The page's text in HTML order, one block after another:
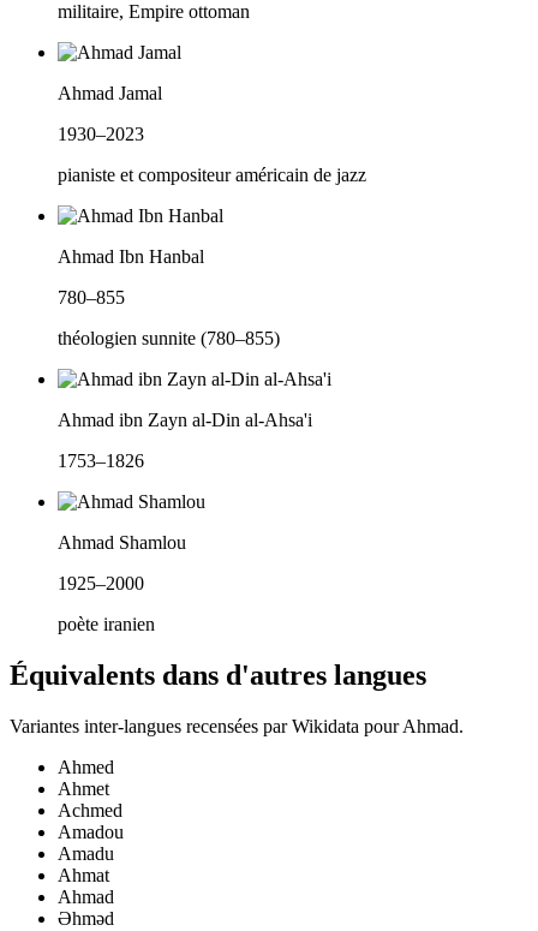
militaire, Empire ottoman
Ahmad Jamal
1930–2023
pianiste et compositeur américain de jazz
Ahmad Ibn Hanbal
780–855
théologien sunnite (780–855)
Ahmad ibn Zayn al-Din al-Ahsa'i
1753–1826
Ahmad Shamlou
1925–2000
poète iranien
Équivalents dans d'autres langues
Variantes inter-langues recensées par Wikidata pourAhmad.
Ahmed
Ahmet
Achmed
Amadou
Amadu
Ahmat
Ahmad
Əhməd